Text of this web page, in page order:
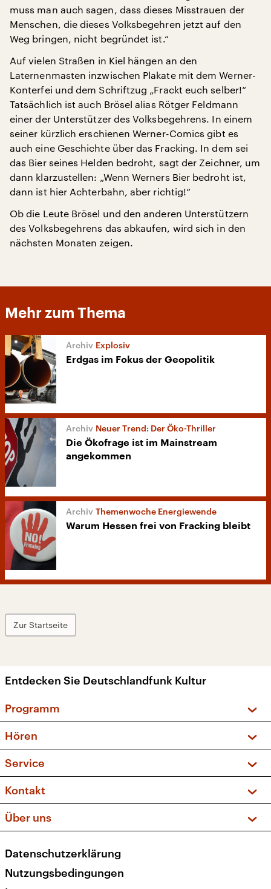
muss man auch sagen, dass dieses Misstrauen der
Menschen, die dieses Volksbegehren jetzt auf den
Weg bringen, nicht begründet ist.“
Auf vielen Straßen in Kiel hängen an den
Laternenmasten inzwischen Plakate mit dem Werner-
Konterfei und dem Schriftzug „Frackt euch selber!“
Tatsächlich ist auch Brösel alias Rötger Feldmann
einer der Unterstützer des Volksbegehrens. In einem
seiner kürzlich erschienen Werner-Comics gibt es
auch eine Geschichte über das Fracking. In dem sei
das Bier seines Helden bedroht, sagt der Zeichner, um
dann klarzustellen: „Wenn Werners Bier bedroht ist,
dann ist hier Achterbahn, aber richtig!“
Ob die Leute Brösel und den anderen Unterstützern
des Volksbegehrens das abkaufen, wird sich in den
nächsten Monaten zeigen.
Mehr zum Thema
Explosiv
Erdgas im Fokus der Geopolitik
Neuer Trend: Der Öko-Thriller
Die Ökofrage ist im Mainstream
angekommen
Themenwoche Energiewende
Warum Hessen frei von Fracking bleibt
Zur Startseite
Entdecken Sie Deutschlandfunk Kultur
Programm
Sendungen und Podcasts
Musikliste
Kakadu – Das Kinderprogramm
Hören
Frequenzen (UKW + DAB+)
Service
FAQ
Apps
Newsletter
Veranstaltungen
Kontakt
Social Media
Über uns
Presse
Karriere
Datenschutzerklärung
Nutzungsbedingungen